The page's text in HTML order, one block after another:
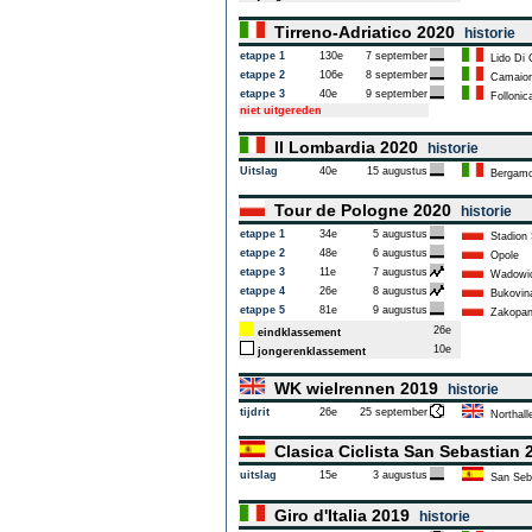
Tirreno-Adriatico 2020 historie
etappe 1 130e 7 september
Lido Di
etappe 2
106e 8 september
etappe 3
40e 9 september
niet uitgereden
Il Lombardia 2020 historie
Uitslag 40e 15 augustus
Tour de Pologne 2020 historie
etappe 1 34e 5 augustus
Stadion
etappe 2
48e 6 augustus
Opole
etappe 3
11e 7 augustus
etappe 4
26e 8 augustus
etappe 5
81e 9 augustus
eindklassement
26e
jongerenklassement
10e
WK wielrennen 2019 historie
tijdrit 26e 25 september
Clasica Ciclista San Sebastian
uitslag 15e 3 augustus San
Giro d'Italia 2019 historie